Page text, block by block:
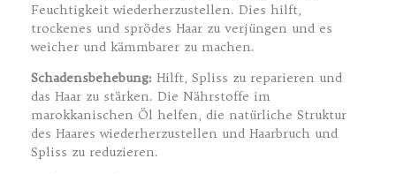
Feuchtigkeit wiederherzustellen. Dies hilft,
trockenes und sprödes Haar zu verjüngen und es
weicher und kämmbarer zu machen.
Schadensbehebung: Hilft, Spliss zu reparieren und
das Haar zu stärken. Die Nährstoffe im
marokkanischen Öl helfen, die natürliche Struktur
des Haares wiederherzustellen und Haarbruch und
Spliss zu reduzieren.